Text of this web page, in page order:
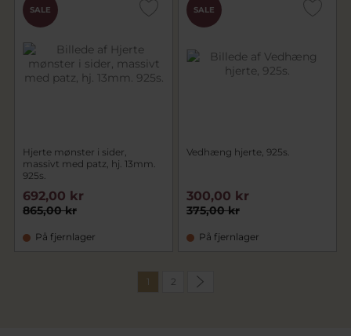
SALE
Hjerte mønster i sider,
massivt med patz, hj. 13mm.
925s.
865,00 kr
692,00 kr
På fjernlager
SALE
Vedhæng hjerte, 925s.
375,00 kr
300,00 kr
På fjernlager
1 2